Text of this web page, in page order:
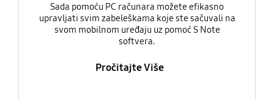
Sada pomoću PC računara možete efikasno
upravljati svim zabeleškama koje ste sačuvali na
svom mobilnom uređaju uz pomoć S Note
softvera.
Pročitajte Više